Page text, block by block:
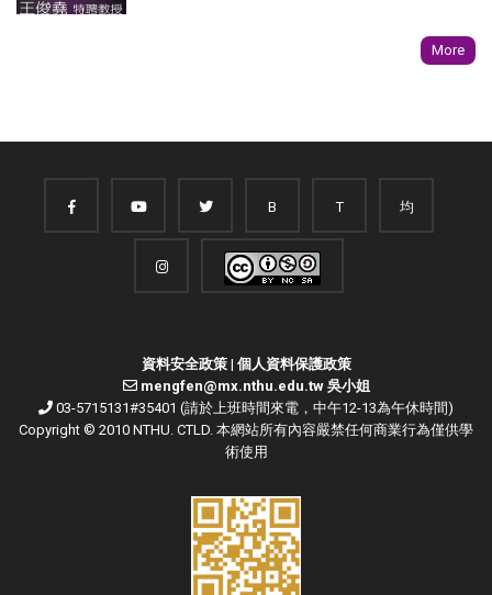
More
B T 均
資料安全政策| 個人資料保護政策
mengfen@mx.nthu.edu.tw 吳小姐
03-5715131#35401 (請於上班時間來電，中午12-13為午休時間)
Copyright © 2010 NTHU. CTLD. 本網站所有內容嚴禁任何商業行為僅供學
術使用